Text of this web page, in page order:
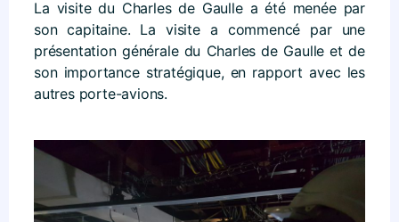
La visite du Charles de Gaulle a été menée par
son capitaine. La visite a commencé par une
présentation générale du Charles de Gaulle et de
son importance stratégique, en rapport avec les
autres porte-avions.